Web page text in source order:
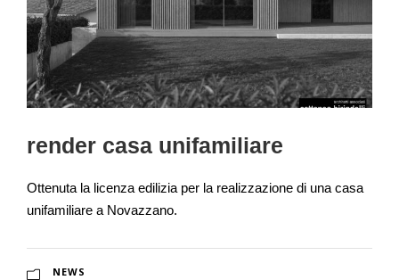
render casa unifamiliare
Ottenuta la licenza edilizia per la realizzazione di una casa
unifamiliare a Novazzano.
NEWS